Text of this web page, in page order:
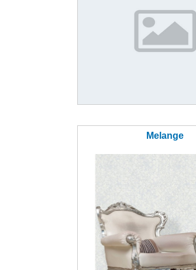
Melange